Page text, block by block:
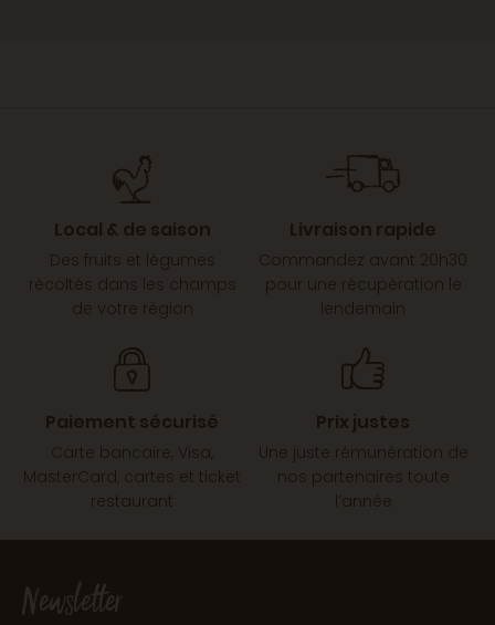
Local & de saison
Des fruits et légumes
récoltés dans les champs
de votre région
Livraison rapide
Commandez avant 20h30
pour une récupération le
lendemain
Paiement sécurisé
Carte bancaire, Visa,
MasterCard, cartes et ticket
restaurant
Prix justes
Une juste rémunération de
nos partenaires toute
l’année
Newsletter